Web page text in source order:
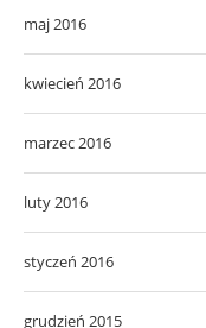
maj 2016
kwiecień 2016
marzec 2016
luty 2016
styczeń 2016
grudzień 2015